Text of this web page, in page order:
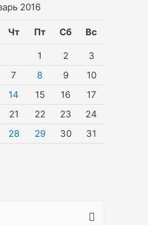
2016
Чт Пт Сб Вс
1 2
3
7 8 9
10
14 15 16
17
21 22 23
24
28 29 30 31